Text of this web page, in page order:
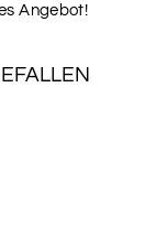
Angebot!